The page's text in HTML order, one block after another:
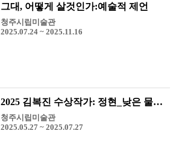
그대, 어떻게 살것인가:예술적 제언
청주시립미술관
2025.07.24 ~ 2025.11.16
2025 김복진 수상작가: 정현_낮은 물질들로 쓰여진 시
청주시립미술관
2025.05.27 ~ 2025.07.27